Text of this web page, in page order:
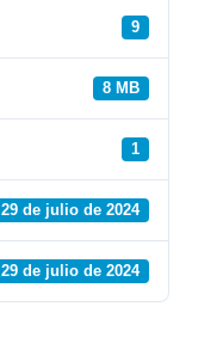
9
8 MB
1
29 de julio de 2024
29 de julio de 2024